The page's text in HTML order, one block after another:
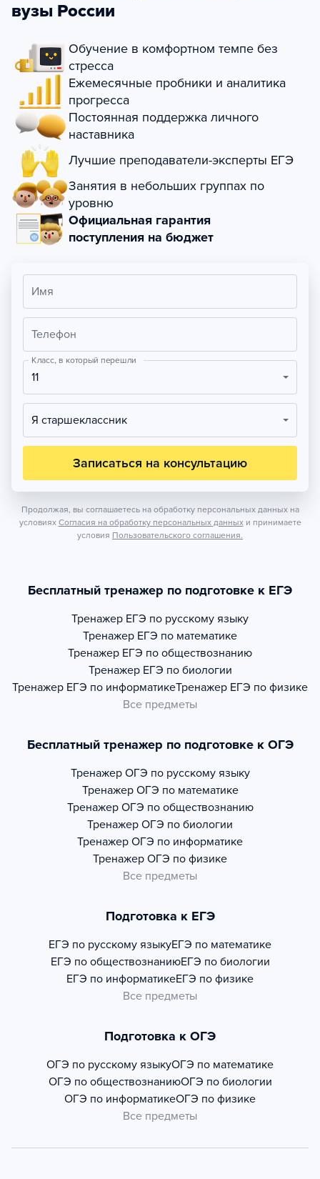
вузы России
Обучение в комфортном темпе без
стресса
Ежемесячные пробники и аналитика
прогресса
Постоянная поддержка личного
наставника
Лучшие преподаватели-эксперты ЕГЭ
Занятия в небольших группах по
уровню
Официальная гарантия
поступления на бюджет
Имя
Телефон
Класс, в который перешли
11
Я старшеклассник
Записаться на консультацию
Продолжая, вы соглашаетесь на обработку персональных данных на
условиях Согласия на обработку персональных данных и принимаете
условия Пользовательского соглашения.
Бесплатный тренажер по подготовке к ЕГЭ
Тренажер ЕГЭ по русскому языку
Тренажер ЕГЭ по математике
Тренажер ЕГЭ по обществознанию
Тренажер ЕГЭ по биологии
Тренажер ЕГЭ по информатикеТренажер ЕГЭ по физике
Все предметы
Бесплатный тренажер по подготовке к ОГЭ
Тренажер ОГЭ по русскому языку
Тренажер ОГЭ по математике
Тренажер ОГЭ по обществознанию
Тренажер ОГЭ по биологии
Тренажер ОГЭ по информатике
Тренажер ОГЭ по физике
Все предметы
Подготовка к ЕГЭ
ЕГЭ по русскому языкуЕГЭ по математике
ЕГЭ по обществознаниюЕГЭ по биологии
ЕГЭ по информатикеЕГЭ по физике
Все предметы
Подготовка к ОГЭ
ОГЭ по русскому языкуОГЭ по математике
ОГЭ по обществознаниюОГЭ по биологии
ОГЭ по информатикеОГЭ по физике
Все предметы